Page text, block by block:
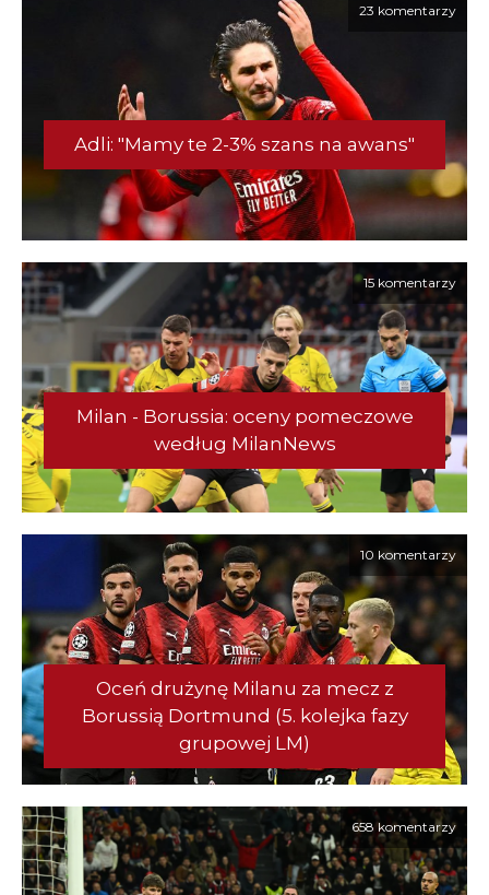
23 komentarzy
Adli: "Mamy te 2-3% szans na awans"
15 komentarzy
Milan - Borussia: oceny pomeczowe
według MilanNews
10 komentarzy
Oceń drużynę Milanu za mecz z
Borussią Dortmund (5. kolejka fazy
grupowej LM)
658 komentarzy